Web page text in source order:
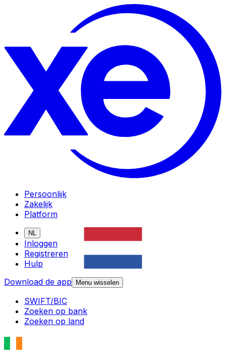
Persoonlijk
Zakelijk
Platform
NL
Inloggen
Registreren
Hulp
Download de app
Menu wisselen
SWIFT/BIC
Zoeken op bank
Zoeken op land